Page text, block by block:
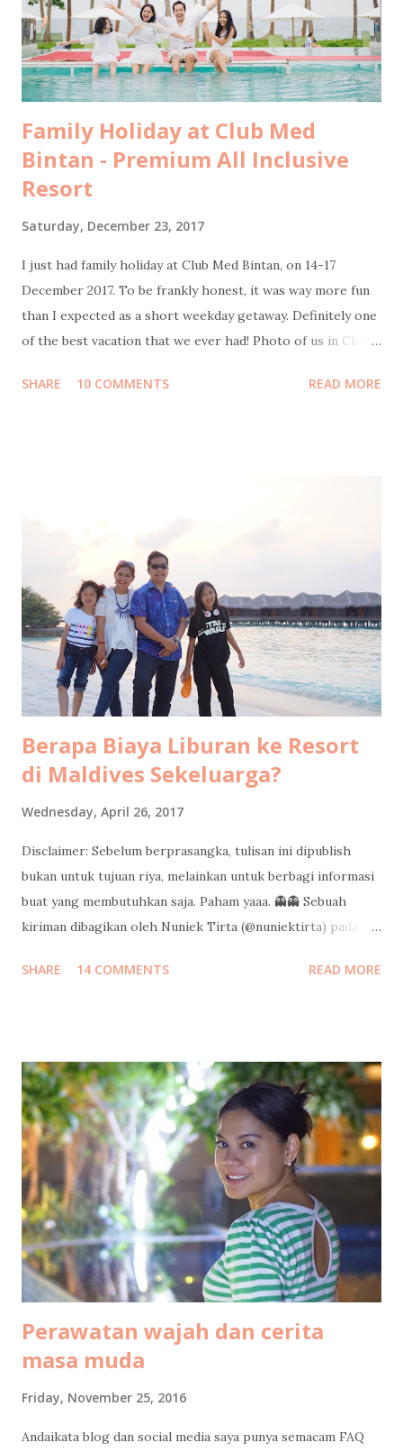
facebook pertengahan tahun lalu. Tepat di hari yang
seharusnya kami berangkat ke Yunani, saya dan kakak saya
bertemu dengan Pak Tony, Presiden Direktur Pulo Cinta.
Kami diperken...
Family Holiday at Club Med
Bintan - Premium All Inclusive
Resort
Saturday, December 23, 2017
I just had family holiday at Club Med Bintan, on 14-17
December 2017. To be frankly honest, it was way more fun
than I expected as a short weekday getaway. Definitely one
of the best vacation that we ever had! Photo of us in Club
to Bintan Island We flew on Thursday morning, 14
was already waiting with a sign board "Club Med". We then
continued the journey by car, an hour long road without
traffic jam at all. Not much to see along the way, most of it
was some kind of deserted areas. But when we entered
Lagoi area, it is green everywhere I see. Arrival at ...
SHARE 10 COMMENTS READ MORE
Berapa Biaya Liburan ke Resort
di Maldives Sekeluarga?
Wednesday, April 26, 2017
Disclaimer: Sebelum berprasangka, tulisan ini dipublish
bukan untuk tujuan riya, melainkan untuk berbagi informasi
buat yang membutuhkan saja. Paham yaaa. 👻👻 Sebuah
kiriman dibagikan oleh Nuniek Tirta (@nuniektirta) pada
yang cukup sering saya dapatkan dari teman-teman sejak
gambaran buat teman-teman untuk mempersiapkan budget
liburan keluarga ke resort di Maldives. Silakan dishare ke
pasangan buat kode-kode, ehehehe. Tahun ini bukan
pertama kalinya saya ke Maldives. Sebab dua tahun lalu saya
dan suami sudah pernah liburan ke Maldives berdua saja
untuk ritual hornymoon di ulang tahun pernikahan kami.
Oleh-oleh dalam bentuk tulisan saya untuk LiveOlive bisa
dikonsumsi gratis di sini: Tips Libura...
SHARE 14 COMMENTS READ MORE
Perawatan wajah dan cerita
masa muda
Friday, November 25, 2016
Andaikata blog dan social media saya punya semacam FAQ